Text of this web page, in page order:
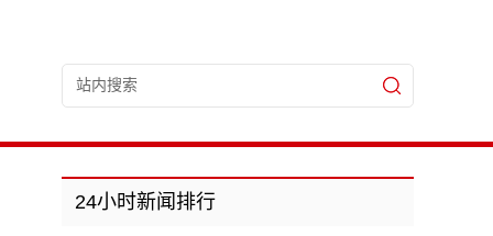
24小时新闻排行